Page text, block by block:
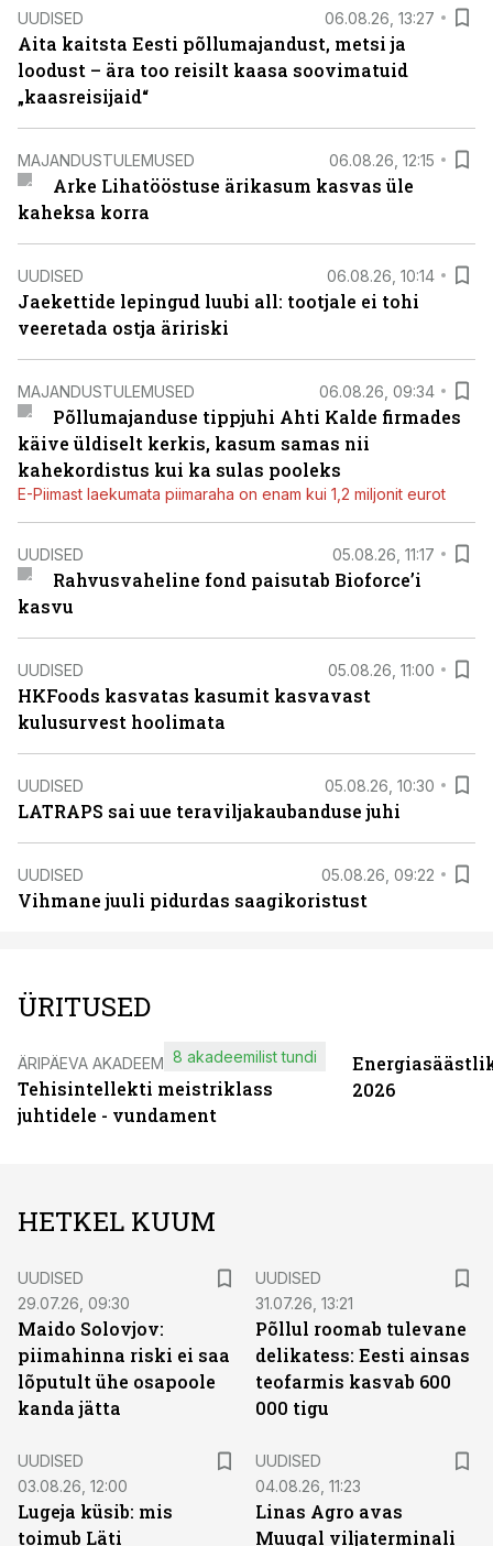
UUDISED 06.08.26, 13:27
Aita kaitsta Eesti põllumajandust, metsi ja
loodust – ära too reisilt kaasa soovimatuid
„kaasreisijaid“
MAJANDUSTULEMUSED 06.08.26, 12:15
Arke Lihatööstuse ärikasum kasvas üle
kaheksa korra
UUDISED 06.08.26, 10:14
Jaekettide lepingud luubi all: tootjale ei tohi
veeretada ostja äririski
MAJANDUSTULEMUSED 06.08.26, 09:34
Põllumajanduse tippjuhi Ahti Kalde firmades
käive üldiselt kerkis, kasum samas nii
kahekordistus kui ka sulas pooleks
E-Piimast laekumata piimaraha on enam kui 1,2 miljonit eurot
UUDISED 05.08.26, 11:17
Rahvusvaheline fond paisutab Bioforce’i
kasvu
UUDISED 05.08.26, 11:00
HKFoods kasvatas kasumit kasvavast
kulusurvest hoolimata
UUDISED 05.08.26, 10:30
LATRAPS sai uue teraviljakaubanduse juhi
UUDISED 05.08.26, 09:22
Vihmane juuli pidurdas saagikoristust
ÜRITUSED
ÄRIPÄEVA AKADEEMIA
Tehisintellekti meistriklass
juhtidele - vundament
8 akadeemilist tundi
2026
HETKEL KUUM
UUDISED
29.07.26, 09:30
Maido Solovjov:
piimahinna riski ei saa
lõputult ühe osapoole
kanda jätta
UUDISED
31.07.26, 13:21
Põllul roomab tulevane
delikatess: Eesti ainsas
teofarmis kasvab 600
000 tigu
UUDISED
03.08.26, 12:00
Lugeja küsib: mis
toimub Läti
UUDISED
04.08.26, 11:23
Linas Agro avas
Muugal viljaterminali